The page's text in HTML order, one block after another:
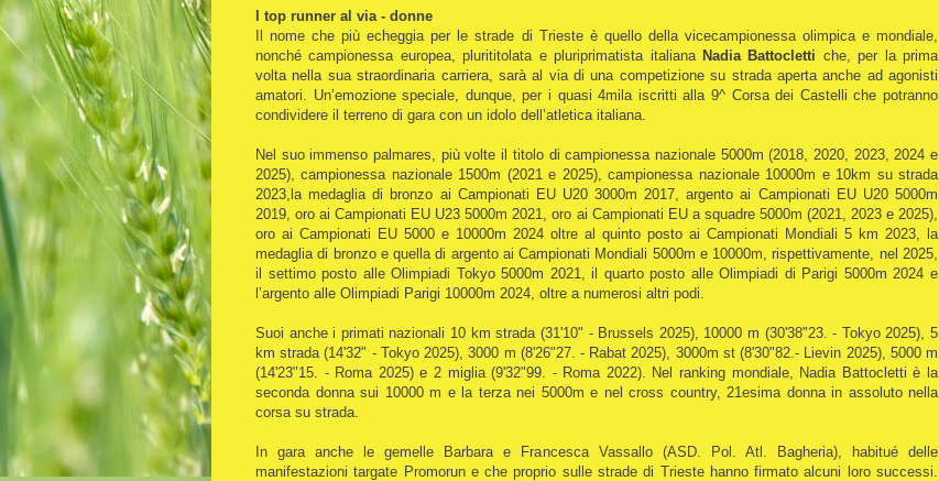
I top runner al via - donne
Il nome che più echeggia per le strade di Trieste è quello della vicecampionessa olimpica e mondiale,
nonché campionessa europea, plurititolata e pluriprimatista italiana Nadia Battocletti che, per la prima
volta nella sua straordinaria carriera, sarà al via di una competizione su strada aperta anche ad agonisti
amatori. Un’emozione speciale, dunque, per i quasi 4mila iscritti alla 9^ Corsa dei Castelli che potranno
condividere il terreno di gara con un idolo dell’atletica italiana.
Nel suo immenso palmares, più volte il titolo di campionessa nazionale 5000m (2018, 2020, 2023, 2024 e
2025), campionessa nazionale 1500m (2021 e 2025), campionessa nazionale 10000m e 10km su strada
2023,la medaglia di bronzo ai Campionati EU U20 3000m 2017, argento ai Campionati EU U20 5000m
2019, oro ai Campionati EU U23 5000m 2021, oro ai Campionati EU a squadre 5000m (2021, 2023 e 2025),
oro ai Campionati EU 5000 e 10000m 2024 oltre al quinto posto ai Campionati Mondiali 5 km 2023, la
medaglia di bronzo e quella di argento ai Campionati Mondiali 5000m e 10000m, rispettivamente, nel 2025,
il settimo posto alle Olimpiadi Tokyo 5000m 2021, il quarto posto alle Olimpiadi di Parigi 5000m 2024 e
l’argento alle Olimpiadi Parigi 10000m 2024, oltre a numerosi altri podi.
Suoi anche i primati nazionali 10 km strada (31'10" - Brussels 2025), 10000 m (30'38"23. - Tokyo 2025), 5
km strada (14'32" - Tokyo 2025), 3000 m (8'26"27. - Rabat 2025), 3000m st (8'30"82.- Lievin 2025), 5000 m
(14'23"15. - Roma 2025) e 2 miglia (9'32"99. - Roma 2022). Nel ranking mondiale, Nadia Battocletti è la
seconda donna sui 10000 m e la terza nei 5000m e nel cross country, 21esima donna in assoluto nella
corsa su strada.
In gara anche le gemelle Barbara e Francesca Vassallo (ASD. Pol. Atl. Bagheria), habitué delle
manifestazioni targate Promorun e che proprio sulle strade di Trieste hanno firmato alcuni loro successi.